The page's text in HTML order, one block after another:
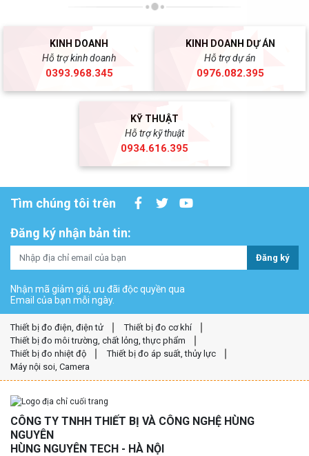
KINH DOANH
Hỗ trợ kinh doanh
0393.968.345
KINH DOANH DỰ ÁN
Hỗ trợ dự án
0976.082.395
KỸ THUẬT
Hỗ trợ kỹ thuật
0934.616.395
Tìm chúng tôi trên
Đăng ký nhận bản tin:
Đăng ký
Nhận mã giảm giá, ưu đãi độc quyền qua
Email của bạn mỗi ngày.
Thiết bị đo điện, điện tử
Thiết bị đo cơ khí
Thiết bị đo môi trường, chất lỏng, thực phẩm
Thiết bị đo nhiệt độ
Thiết bị đo áp suất, thủy lực
Máy nội soi, Camera
CÔNG TY TNHH THIẾT BỊ VÀ CÔNG NGHỆ HÙNG
NGUYÊN
HÙNG NGUYÊN TECH - HÀ NỘI